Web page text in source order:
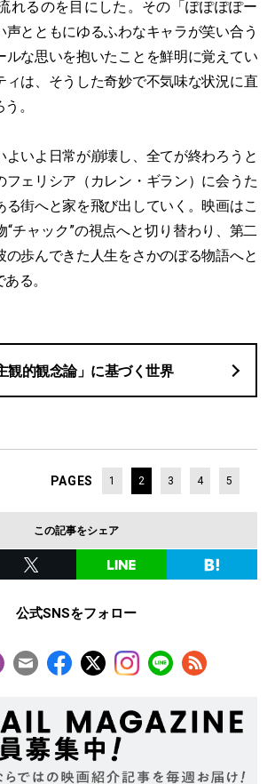
れるのを目にした。その「ぽぽぽぽー
声とともにゆるふわなキャラが笑い合う
ルな思いを抱いたことを鮮明に覚えてい
ィは、そうした奇妙で不気味な状況に直
。
いよ日常が崩壊し、全てが終わろうと
フェリシア（カレン・ギラン）に会うた
る街へと家を飛び出していく。映画はこ
“チャック”の視点へと切り替わり、第二
の歩んできた人生をさかのぼる物語へと
る。
観的観念論」に基づく世界
PAGES 1 2 3 4 5
この記事をシェア
公式SNSをフォロー